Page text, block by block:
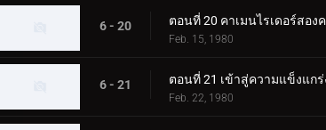
6 - 20 ตอนที่ 20 คาเมนไรเดอร์สอ
Feb. 15, 1980
6 - 21 ตอนที่ 21 เข้าสู่ความแข็งแก
Feb. 22, 1980